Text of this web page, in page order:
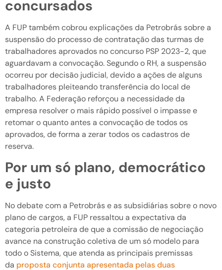
concursados
A FUP também cobrou explicações da Petrobrás sobre a
suspensão do processo de contratação das turmas de
trabalhadores aprovados no concurso PSP 2023-2, que
aguardavam a convocação. Segundo o RH, a suspensão
ocorreu por decisão judicial, devido a ações de alguns
trabalhadores pleiteando transferência do local de
trabalho. A Federação reforçou a necessidade da
empresa resolver o mais rápido possível o impasse e
retomar o quanto antes a convocação de todos os
aprovados, de forma a zerar todos os cadastros de
reserva.
Por um só plano, democrático
e justo
No debate com a Petrobrás e as subsidiárias sobre o novo
plano de cargos, a FUP ressaltou a expectativa da
categoria petroleira de que a comissão de negociação
avance na construção coletiva de um só modelo para
todo o Sistema, que atenda as principais premissas
da proposta conjunta apresentada pelas duas